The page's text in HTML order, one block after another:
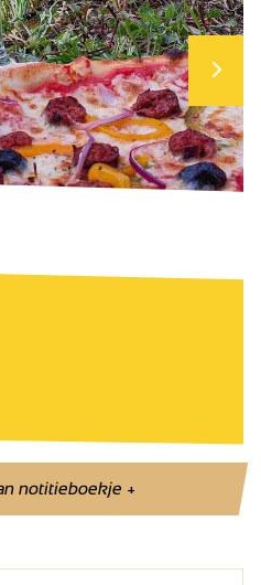
notitieboekje+